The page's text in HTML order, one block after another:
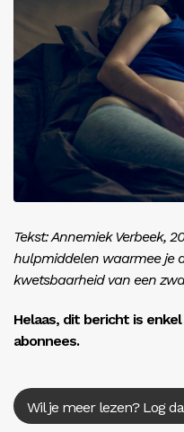
Tekst: Annemiek Verbeek,
hulpmiddelen waarmee je
kwetsbaarheid van een
Helaas, dit bericht is
abonnees.
Wil je meer lezen? Log